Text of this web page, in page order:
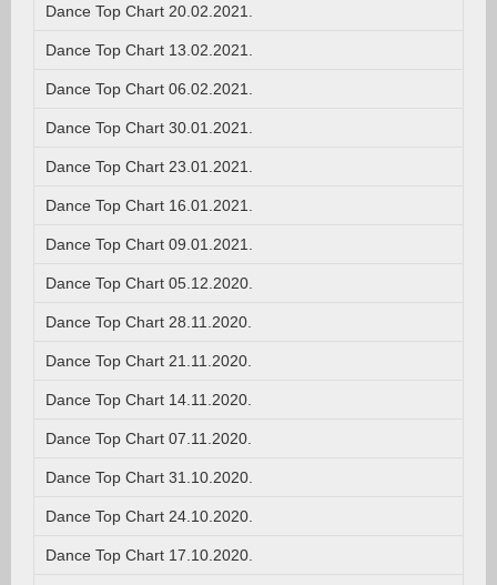
Dance Top Chart 20.02.2021.
Dance Top Chart 13.02.2021.
Dance Top Chart 06.02.2021.
Dance Top Chart 30.01.2021.
Dance Top Chart 23.01.2021.
Dance Top Chart 16.01.2021.
Dance Top Chart 09.01.2021.
Dance Top Chart 05.12.2020.
Dance Top Chart 28.11.2020.
Dance Top Chart 21.11.2020.
Dance Top Chart 14.11.2020.
Dance Top Chart 07.11.2020.
Dance Top Chart 31.10.2020.
Dance Top Chart 24.10.2020.
Dance Top Chart 17.10.2020.